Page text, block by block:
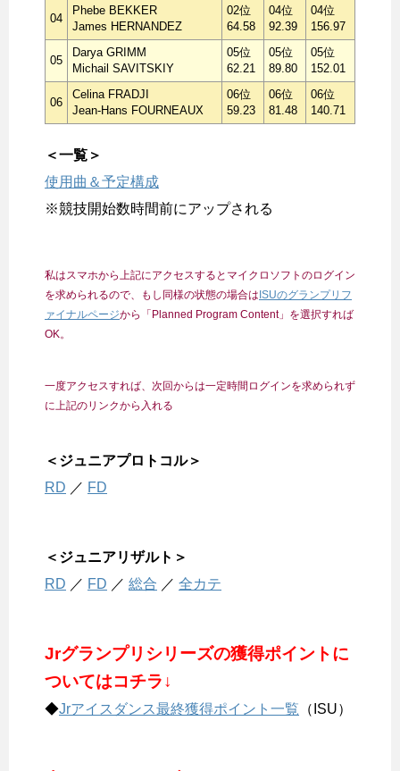
04
Phebe BEKKER
James HERNANDEZ
02位
64.58
04位
92.39
04位
156.97
05
Darya GRIMM
Michail SAVITSKIY
05位
62.21
05位
89.80
05位
152.01
06
Celina FRADJI
Jean-Hans FOURNEAUX
06位
59.23
06位
81.48
06位
140.71
＜一覧＞
使用曲＆予定構成
※競技開始数時間前にアップされる
私はスマホから上記にアクセスするとマイクロソフトのログイン
を求められるので、もし同様の状態の場合はISUのグランプリフ
ァイナルページから「Planned Program Content」を選択すれば
OK。
一度アクセスすれば、次回からは一定時間ログインを求められず
に上記のリンクから入れる
＜ジュニアプロトコル＞
RD ／ FD
＜ジュニアリザルト＞
RD ／ FD ／ 総合 ／ 全カテ
Jrグランプリシリーズの獲得ポイントに
ついてはコチラ↓
◆Jrアイスダンス最終獲得ポイント一覧 （ISU）